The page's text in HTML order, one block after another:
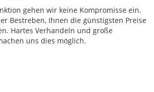
gehen wir keine Kompromisse ein.
Bestreben, Ihnen die günstigsten Preise
Hartes Verhandeln und große
uns dies möglich.